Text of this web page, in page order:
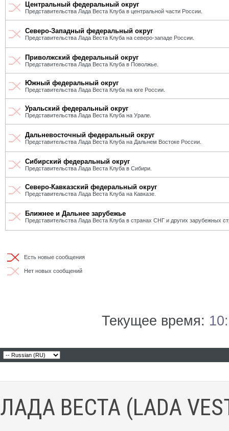
Центральный федеральный округ
Представительства Лада Веста Клуба в центральной части России.
Северо-Западный федеральный округ
Представительства Лада Веста Клуба на северо-западе России.
Приволжский федеральный округ
Представительства Лада Веста Клуба в Поволжье.
Южный федеральный округ
Представительства Лада Веста Клуба на юге России.
Уральский федеральный округ
Представительства Лада Веста Клуба на Урале.
Дальневосточный федеральный округ
Представительства Лада Веста Клуба на Дальнем Востоке России.
Сибирский федеральный округ
Представительства Лада Веста Клуба в Сибири.
Северо-Кавказский федеральный округ
Представительства Лада Веста Клуба на Кавказе.
Ближнее и Дальнее зарубежье
Представительства Лада Веста Клуба в странах СНГ и других зарубежных
Есть новые сообщения
Нет новых сообщений
Текущее время:
ЛАДА ВЕСТА (LADA